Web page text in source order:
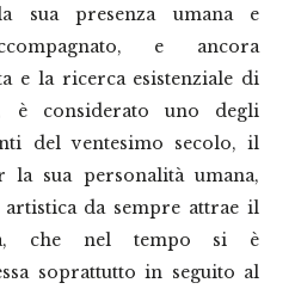
sua presenza umana e
e ancora
e la ricerca esistenziale di
è considerato uno degli
del ventesimo secolo, il
sua personalità umana,
da sempre attrae il
che nel tempo si è
soprattutto in seguito al